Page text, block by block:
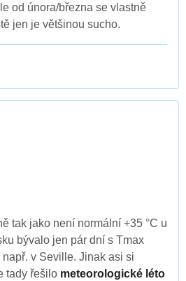
od února/března se vlastně
jen je většinou sucho.
tak jako není normální +35 °C u
bývalo jen pár dní s Tmax
v Seville. Jinak asi si
tady řešilo meteorologické léto